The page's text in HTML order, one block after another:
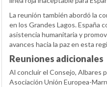
La reunión también abordó la
en los Grandes Lagos. España
asistencia humanitaria y
avances hacia la paz en esta
Reuniones adicionales
Al concluir el Consejo, Albares
Asociación Unión Europea-